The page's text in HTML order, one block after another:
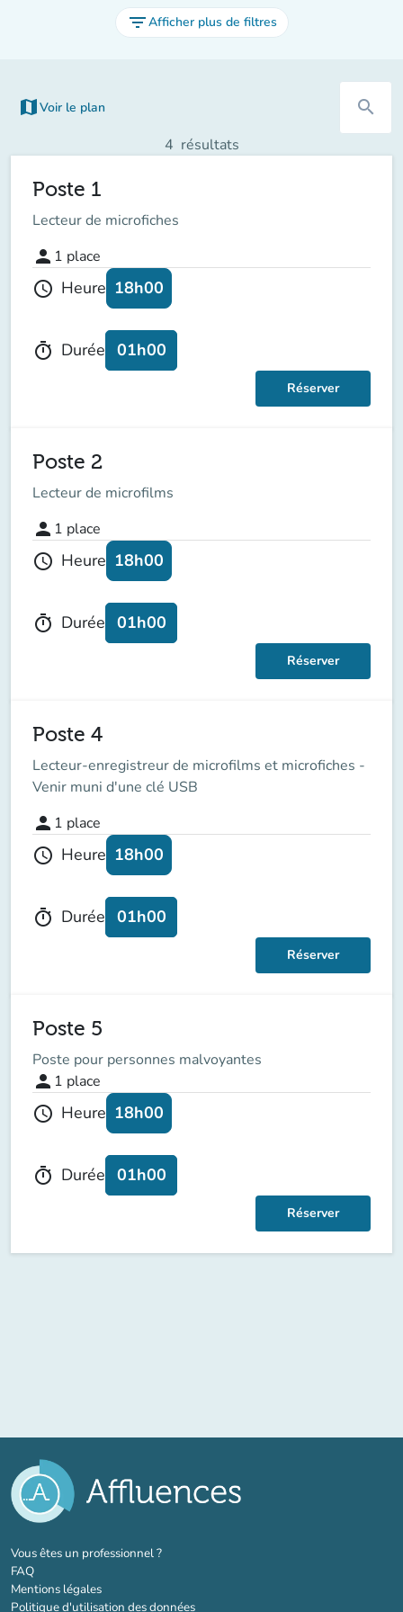
filter_listAfficher plus de filtres
map Voir le plan
(nouvel onglet) search
4 résultats
Poste 1
Lecteur de microfiches
person 1 place
schedule Heure 18h00
timer Durée 01h00
Réserver
Poste 2
Lecteur de microfilms
person 1 place
schedule Heure 18h00
timer Durée 01h00
Réserver
Poste 4
Lecteur-enregistreur de microfilms et microfiches -
Venir muni d'une clé USB
person 1 place
schedule Heure 18h00
timer Durée 01h00
Réserver
Poste 5
Poste pour personnes malvoyantes
person 1 place
schedule Heure 18h00
timer Durée 01h00
Réserver
Vous êtes un professionnel ?(nouvel onglet)
FAQ
Mentions légales
Politique d'utilisation des données